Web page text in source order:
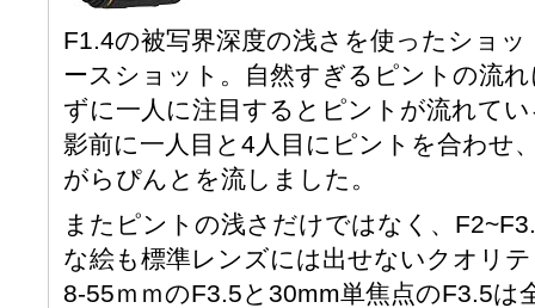
F1.4の被写界深度の浅さを使ったショ
ースショット。自然すぎるピントの流
ずに一人に注目するとピントが流れて
影前に一人目と4人目にピントを合わせ
がらぴんとを流しました。
またピントの浅さだけではなく、
な絵も標準レンズには出せないクオリ
8-55ｍｍのF3.5と30mm単焦点のF3.5は